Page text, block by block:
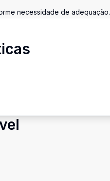
necessidade de adequação.